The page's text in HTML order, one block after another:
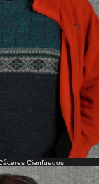
Cienfuegos